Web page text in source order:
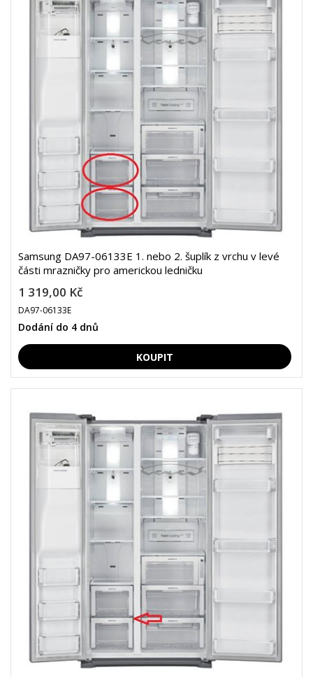
Samsung DA97-06133E 1. nebo 2. šuplík z vrchu v levé
části mrazničky pro americkou ledničku
1 319,00 Kč
DA97-06133E
Dodání do 4 dnů